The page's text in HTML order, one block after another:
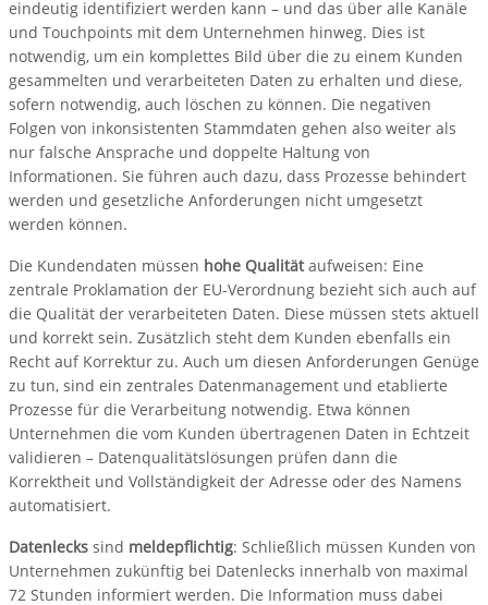
eindeutig identifiziert werden kann – und das über alle Kanäle
und Touchpoints mit dem Unternehmen hinweg. Dies ist
notwendig, um ein komplettes Bild über die zu einem Kunden
gesammelten und verarbeiteten Daten zu erhalten und diese,
sofern notwendig, auch löschen zu können. Die negativen
Folgen von inkonsistenten Stammdaten gehen also weiter als
nur falsche Ansprache und doppelte Haltung von
Informationen. Sie führen auch dazu, dass Prozesse behindert
werden und gesetzliche Anforderungen nicht umgesetzt
werden können.
Die Kundendaten müssen hohe Qualitätaufweisen: Eine
zentrale Proklamation der EU-Verordnung bezieht sich auch auf
die Qualität der verarbeiteten Daten. Diese müssen stets aktuell
und korrekt sein. Zusätzlich steht dem Kunden ebenfalls ein
Recht auf Korrektur zu. Auch um diesen Anforderungen Genüge
zu tun, sind ein zentrales Datenmanagement und etablierte
Prozesse für die Verarbeitung notwendig. Etwa können
Unternehmen die vom Kunden übertragenen Daten in Echtzeit
validieren – Datenqualitätslösungen prüfen dann die
Korrektheit und Vollständigkeit der Adresse oder des Namens
automatisiert.
Datenlecks sind meldepflichtig: Schließlich müssen Kunden von
Unternehmen zukünftig bei Datenlecks innerhalb von maximal
72 Stunden informiert werden. Die Information muss dabei